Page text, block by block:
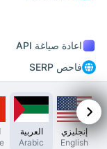
اعادة صياغة API
فاحص SERP
إنجليزي
English
العربية
Arabic